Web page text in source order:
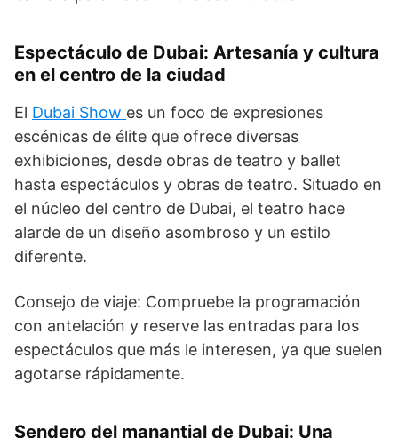
Espectáculo de Dubai: Artesanía y cultura
en el centro de la ciudad
El Dubai Show es un foco de expresiones
escénicas de élite que ofrece diversas
exhibiciones, desde obras de teatro y ballet
hasta espectáculos y obras de teatro. Situado en
el núcleo del centro de Dubai, el teatro hace
alarde de un diseño asombroso y un estilo
diferente.
Consejo de viaje: Compruebe la programación
con antelación y reserve las entradas para los
espectáculos que más le interesen, ya que suelen
agotarse rápidamente.
Sendero del manantial de Dubai: Una